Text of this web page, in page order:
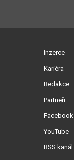
Inzerce
Kariéra
Redakce
Partneři
Facebook
YouTube
RSS kanál